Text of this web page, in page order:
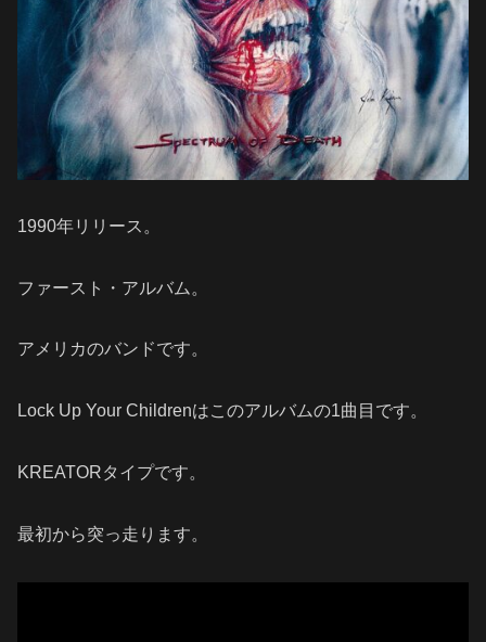
1990年リリース。
ファースト・アルバム。
アメリカのバンドです。
Lock Up Your Childrenはこのアルバムの1曲目です。
KREATORタイプです。
最初から突っ走ります。